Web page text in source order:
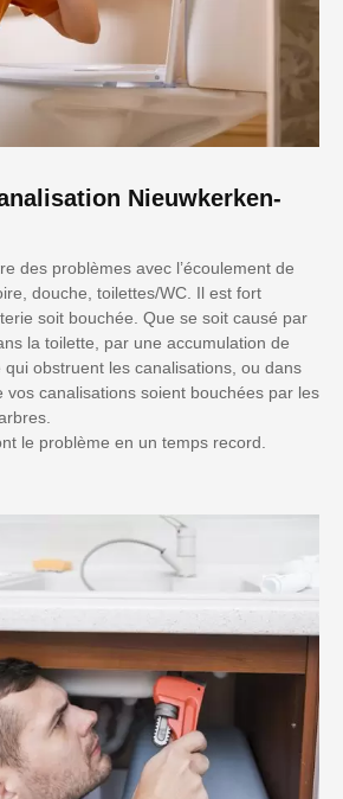
Nieuwkerken-
des problèmes avec l’écoulement de
douche, toilettes/WC. Il est fort
soit bouchée. Que se soit causé par
la toilette, par une accumulation de
obstruent les canalisations, ou dans
vos canalisations soient bouchées par les
le problème en un temps record.